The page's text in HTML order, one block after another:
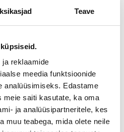
Teave
reklaamide
meedia funktsioonide
analüüsimiseks. Edastame
meie saiti kasutate, ka oma
ja analüüsipartneritele, kes
muu teabega, mida olete neile